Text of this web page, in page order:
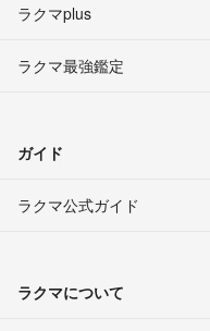
ラクマplus
ラクマ最強鑑定
ガイド
ラクマ公式ガイド
ラクマについて